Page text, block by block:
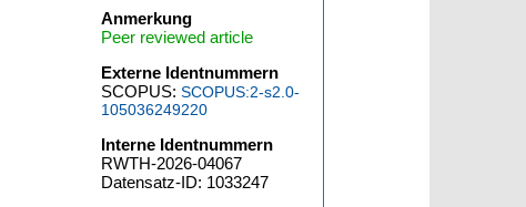
Anmerkung
Peer reviewed article
Externe Identnummern
SCOPUS:SCOPUS:2-s2.0-
105036249220
Interne Identnummern
RWTH-2026-04067
Datensatz-ID: 1033247